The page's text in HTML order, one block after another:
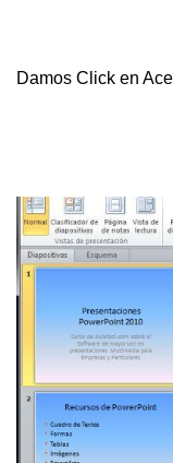
Damos Click en